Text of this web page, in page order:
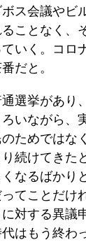
ス会議やビ
ことなく、
いく。コロ
だと。
選挙があり
いながら、
ためではな
続けてきた
なるばかり
てことだけ
対する異議
はもう終わ